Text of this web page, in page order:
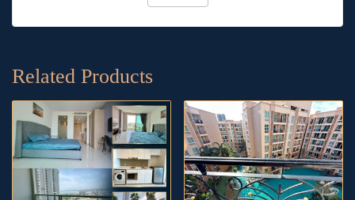
Related Products